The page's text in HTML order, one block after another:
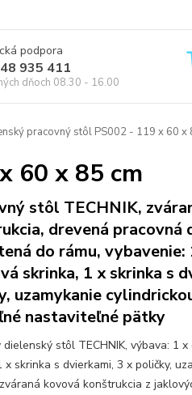
podpora
935 411
dňoch 08.30 - 16.00
pracovný stôl PS002 - 119 x 60 x
60 x 85 cm
stôl TECHNIK,
drevená pracovná
do rámu,
skrinka, 1 x skrinka s
uzamykanie
nastaviteľné pätky
dielenský stôl TECHNIK, výbava: 1
x skrinka s dvierkami, 3 x poličky,
kovová konštrukcia z